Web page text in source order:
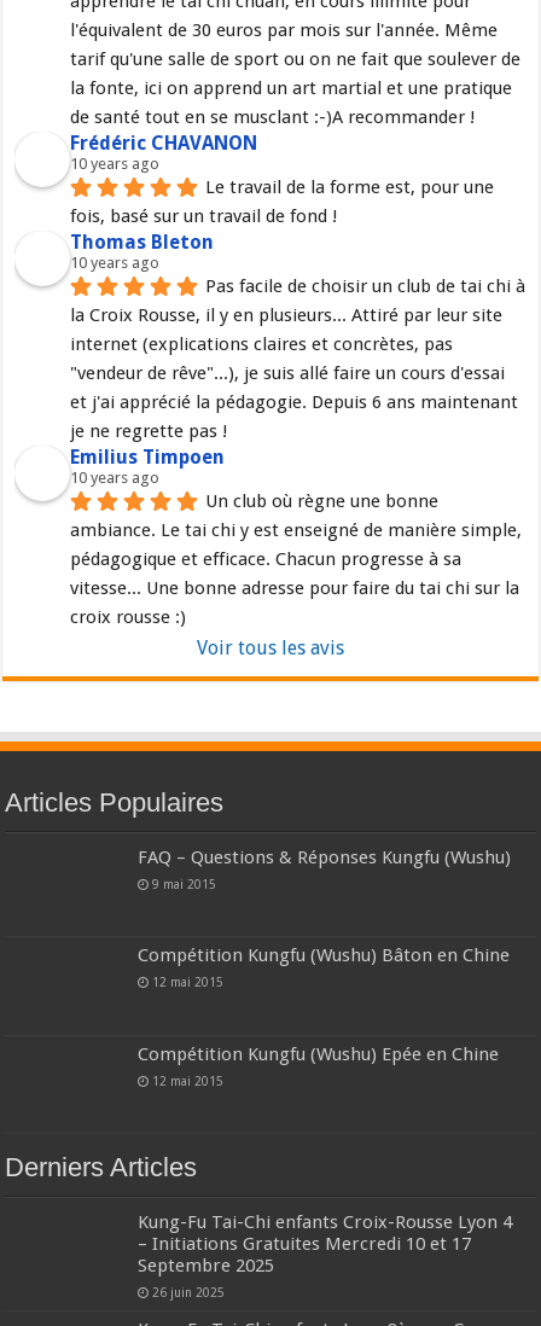
l'équivalent de 30 euros par mois sur l'année. Même
tarif qu'une salle de sport ou on ne fait que soulever de
la fonte, ici on apprend un art martial et une pratique
de santé tout en se musclant :-)A recommander !
Frédéric CHAVANON
10 years ago
Le travail de la forme est, pour une
fois, basé sur un travail de fond !
Thomas Bleton
10 years ago
Pas facile de choisir un club de tai chi à
la Croix Rousse, il y en plusieurs... Attiré par leur site
internet (explications claires et concrètes, pas
"vendeur de rêve"...), je suis allé faire un cours d'essai
et j'ai apprécié la pédagogie. Depuis 6 ans maintenant
je ne regrette pas !
Emilius Timpoen
10 years ago
Un club où règne une bonne
ambiance. Le tai chi y est enseigné de manière simple,
pédagogique et efficace. Chacun progresse à sa
vitesse... Une bonne adresse pour faire du tai chi sur la
croix rousse :)
Voir tous les avis
Articles Populaires
FAQ – Questions & Réponses Kungfu (Wushu)
9 mai 2015
Compétition Kungfu (Wushu) Bâton en Chine
12 mai 2015
Compétition Kungfu (Wushu) Epée en Chine
12 mai 2015
Derniers Articles
Kung-Fu Tai-Chi enfants Croix-Rousse Lyon 4
– Initiations Gratuites Mercredi 10 et 17
Septembre 2025
26 juin 2025